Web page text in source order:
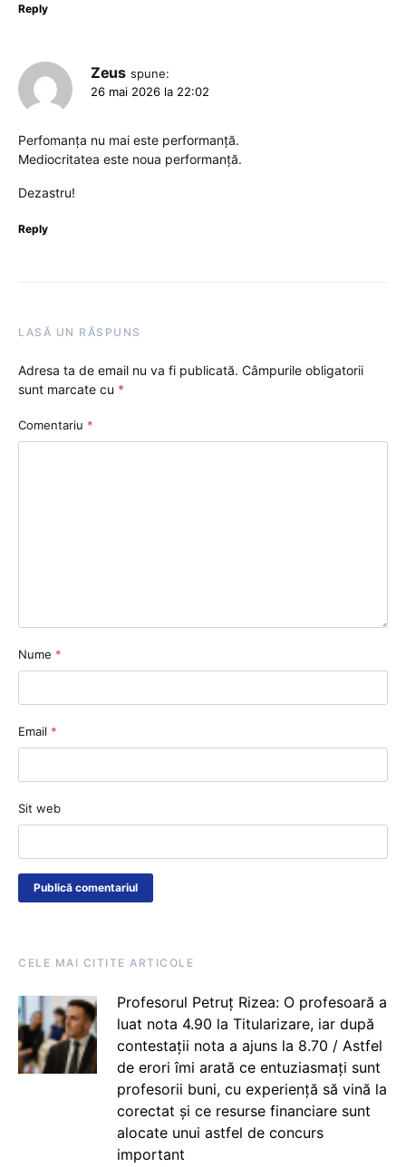
Reply
Zeus spune:
26 mai 2026 la 22:02
Perfomanța nu mai este performanță.
Mediocritatea este noua performanță.
Dezastru!
Reply
LASĂ UN RĂSPUNS
Adresa ta de email nu va fi publicată. Câmpurile obligatorii
sunt marcate cu *
Comentariu *
Nume *
Email *
Sit web
CELE MAI CITITE ARTICOLE
Profesorul Petruț Rizea: O profesoară a
luat nota 4.90 la Titularizare, iar după
contestații nota a ajuns la 8.70 / Astfel
de erori îmi arată ce entuziasmați sunt
profesorii buni, cu experiență să vină la
corectat și ce resurse financiare sunt
alocate unui astfel de concurs
important